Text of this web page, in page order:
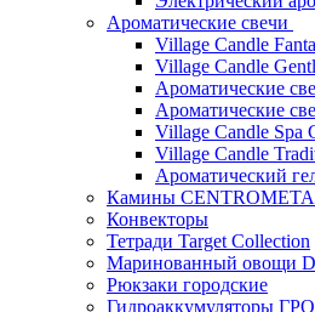
Ароматические свечи
Village Candle
Village Candle
Ароматические
Ароматические
Village Candle Spa
Village Candle
Ароматический
Камины
Конвекторы
Тетради Target Collection
Маринованный овощи
Рюкзаки городские
Гидроаккумуляторы